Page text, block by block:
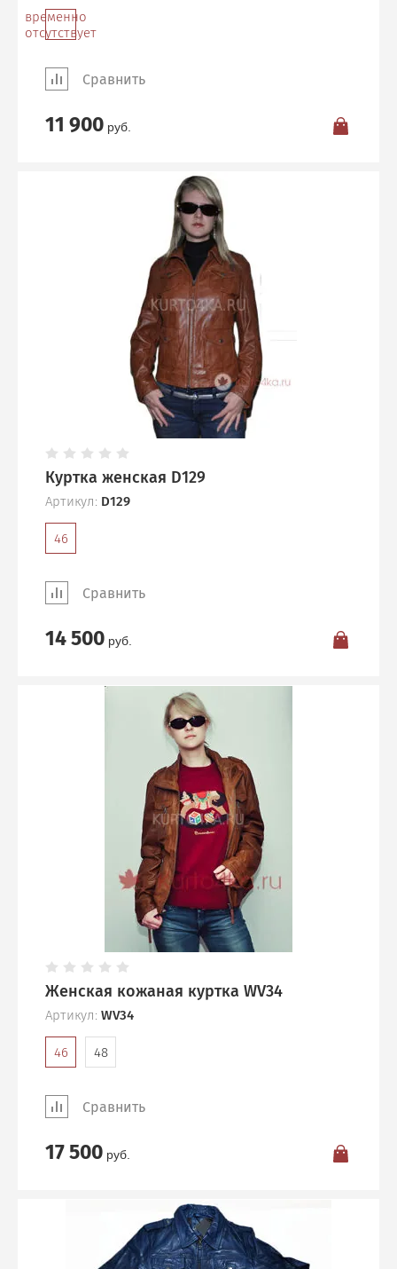
временно
отсутствует
Сравнить
11 900 руб.
Куртка женская D129
Артикул: D129
46
Сравнить
14 500 руб.
Женская кожаная куртка WV34
Артикул: WV34
46 48
Сравнить
17 500 руб.